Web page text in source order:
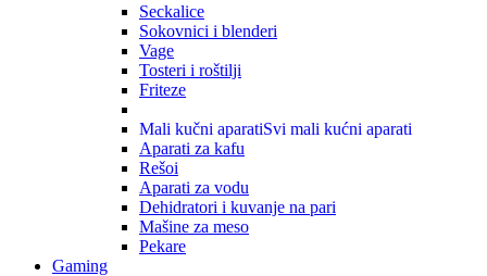
Seckalice
Sokovnici i blenderi
Vage
Tosteri i roštilji
Friteze
Mali kučni aparatiSvi mali kućni aparati
Aparati za kafu
Rešoi
Aparati za vodu
Dehidratori i kuvanje na pari
Mašine za meso
Pekare
Gaming